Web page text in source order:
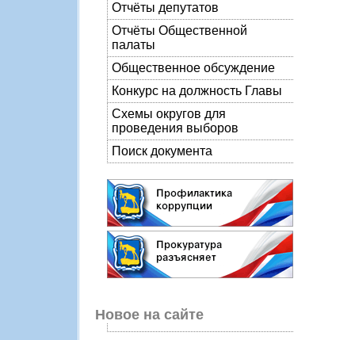
Отчёты депутатов
Отчёты Общественной
палаты
Общественное обсуждение
Конкурс на должность Главы
Схемы округов для
проведения выборов
Поиск документа
Новое на сайте